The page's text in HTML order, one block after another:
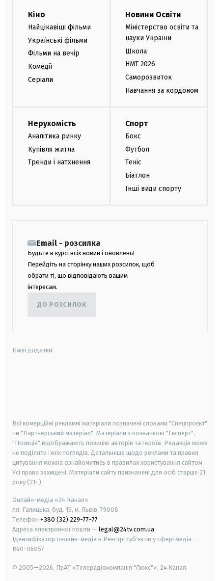
Кіно
Найцікавіші фільми
Українські фільми
Фільми на вечір
Комедії
Серіали
Новини Освіти
Міністерство освіти та
науки України
Школа
НМТ 2026
Саморозвиток
Навчання за кордоном
Нерухомість
Аналітика ринку
Купівля житла
Тренди і натхнення
Спорт
Бокс
Футбол
Теніс
Біатлон
Інші види спорту
Email - розсилка
Будьте в курсі всіх новин і оновлень!
Перейдіть на сторінку наших розсилок, щоб
обрати ті, що відповідають вашим
інтересам.
ДО РОЗСИЛОК
Наші додатки:
Всі комерційні рекламні матеріали позначені словами "Спецпроєкт"
чи "Партнерський матеріал". Матеріали з позначкою "Експерт",
"Позиція" відображають позицію авторів та героїв. Редакція може
не поділяти їхніх поглядів. Детальніше щодо реклами та правил
цитування можна ознайомитись в правилах користування сайтом.
Усі права захищені. Матеріали сайту призначені для осіб старше 21
року (21+)
Онлайн-медіа «24 Канал»
пл. Галицька, буд. 15, м. Львів, 79008
Телефон +380 (32) 229-77-77
Адреса електронної пошти — legal@24tv.com.ua
Ідентифікатор онлайн-медіа в Реєстрі суб'єктів у сфері медіа —
R40-06057
© 2005—2026, ПрАТ «Телерадіокомпанія "Люкс"», 24 Канал.